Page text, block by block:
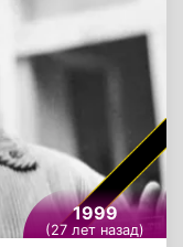
1999
(27 лет назад)